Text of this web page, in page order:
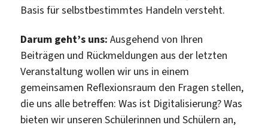
Basis für selbstbestimmtes Handeln versteht.
Darum geht’s uns:Ausgehend von Ihren
Beiträgen und Rückmeldungen aus der letzten
Veranstaltung wollen wir uns in einem
gemeinsamen Reflexionsraum den Fragen stellen,
die uns alle betreffen: Was ist Digitalisierung? Was
bieten wir unseren Schülerinnen und Schülern an,